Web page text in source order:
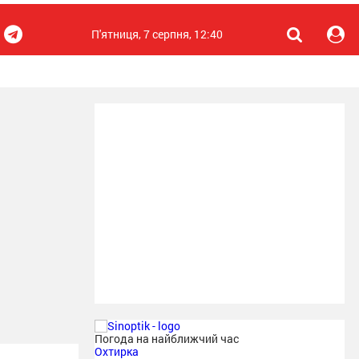
П'ятниця, 7 серпня, 12:40
Погода на найближчий час
Охтирка